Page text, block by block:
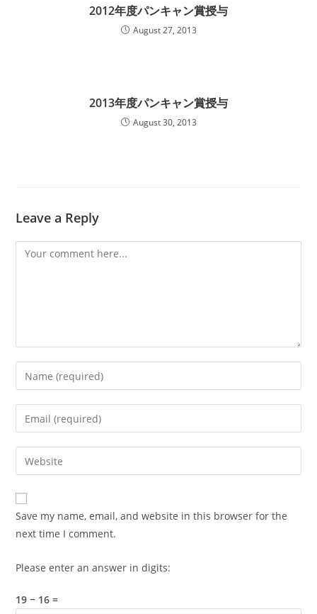
2012年度パンキャン賞授与
August 27, 2013
2013年度パンキャン賞授与
August 30, 2013
Leave a Reply
Comment
Enter
your
name
comment
Enter
your
email
address
comment
Enter
your
website
URL
(optional)
Save my name, email, and website in this browser for the
next time I comment.
Please enter an answer in digits:
19 − 16 =